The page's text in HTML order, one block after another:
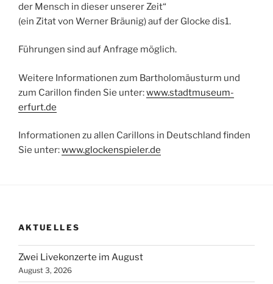
der Mensch in dieser unserer Zeit“
(ein Zitat von Werner Bräunig) auf der Glocke dis1.
Führungen sind auf Anfrage möglich.
Weitere Informationen zum Bartholomäusturm und
zum Carillon finden Sie unter:www.stadtmuseum-
erfurt.de
Informationen zu allen Carillons in Deutschland finden
Sie unter:www.glockenspieler.de
AKTUELLES
Zwei Livekonzerte im August
August 3, 2026